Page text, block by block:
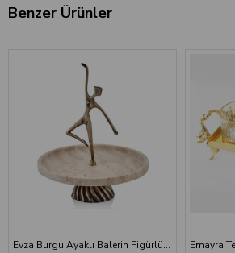
Benzer Ürünler
Evza Burgu Ayaklı Balerin Figürlü Sunumluk Traverten